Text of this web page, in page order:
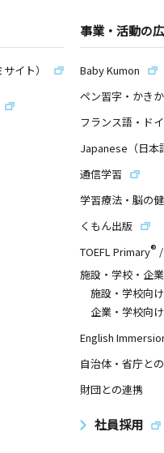
イト）
事業・活動の
Baby Kumon
ペン習字・かき
フランス語・ド
Japanese（日本
通信学習
学習療法・脳の
くもん出版
TOEFL Primary® /
施設・学校・企
施設・学校向
企業・学校向
English
自治体・省庁と
財団との連携
社員採用